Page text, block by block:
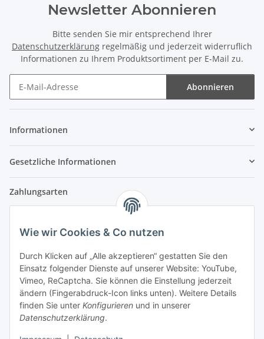
Wie wir Cookies & Co nutzen
Durch Klicken auf „Alle akzeptieren“ gestatten Sie den
Einsatz folgender Dienste auf unserer Website: YouTube,
Vimeo, ReCaptcha. Sie können die Einstellung jederzeit
ändern (Fingerabdruck-Icon links unten). Weitere Details
finden Sie unter Konfigurieren und in unserer
Datenschutzerklärung.
Newsletter Abonnieren
Bitte senden Sie mir entsprechend Ihrer
Datenschutzerklärung regelmäßig und jederzeit widerruflich
Informationen zu Ihrem Produktsortiment per E-Mail zu.
Abonnieren
Informationen
Gesetzliche Informationen
Zahlungsarten
Versandpartner
Partner